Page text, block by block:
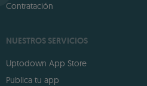
Contratación
NUESTROS SERVICIOS
Uptodown App Store
Publica tu app